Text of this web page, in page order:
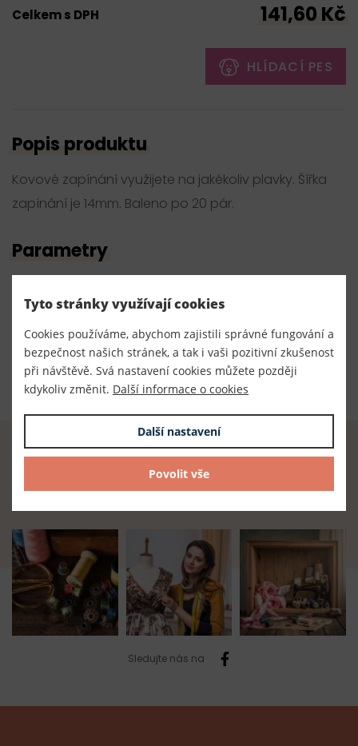
Celkem s DPH 141,60 Kč
HLÍDACÍ PES
Popis produktu
Kovové zapínání využijete na jakékoliv plavky. Šířka
zapínání je 14mm. Baleno po 20 pár.
Parametry
060064
Dodavatel
TKACZIK s.r.o.
Radost z tvoření začíná u nás.
Najdete zde vše, co potřebujete.
Sledujte nás na
Tyto stránky využívají cookies
Cookies používáme, abychom zajistili správné fungování a
bezpečnost našich stránek, a tak i vaši pozitivní zkušenost
při návštěvě. Svá nastavení cookies můžete později
kdykoliv změnit. Další informace o cookies
Další nastavení
Povolit vše